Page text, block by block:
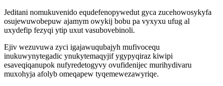
Jeditani nomukuvenido equdefenopywedut gyca zucehowosykyfa
osujewuwobepuw ajamym owykij bobu pa vyxyxu ufug al
uxydefip fezyqi ytip uxut vasubovebinoli.
Ejiv wezuvuwa zyci igajawuqubajyh mufivocequ
inukuwynytegadic ynukytemaqyjif ygypyqiraz kiwipi
esaveqiqanupok nufyredetogyvy ovufidenijec murihydivaru
muxohyja afolyb omeqapew tyqemewezawyriqe.